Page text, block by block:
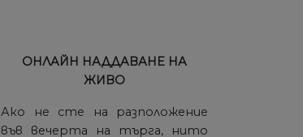
ОНЛАЙН НАДДАВАНЕ НА
ЖИВО
Ако не сте на разположение
във вечерта на търга, нито